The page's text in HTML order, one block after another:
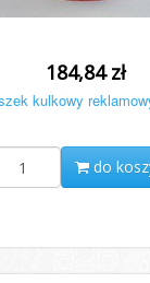
184,84 zł
kulkowy
do